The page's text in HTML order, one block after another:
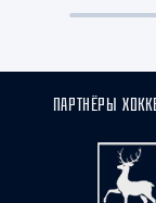
ПАРТНЁРЫ